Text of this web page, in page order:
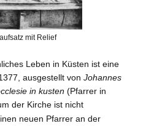
mit Relief
Leben in Küsten ist eine
ausgestellt von Johannes
in kusten (Pfarrer in
der Kirche ist nicht
neuen Pfarrer an der